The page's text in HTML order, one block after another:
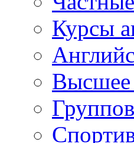
Курсы
Высшее